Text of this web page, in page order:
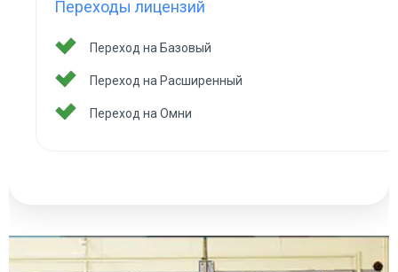
Переходы лицензий
Переход на Базовый
Переход на Расширенный
Переход на Омни